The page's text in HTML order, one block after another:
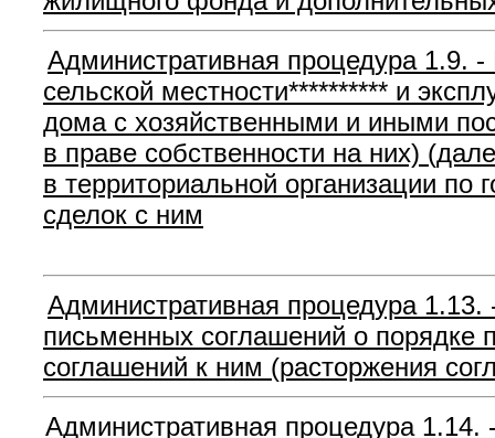
Административная процедура 1.9.
сельской местности********** и
дома с хозяйственными и иными
в праве собственности на них)
в территориальной организации по
сделок с ним
Административная процедура
письменных соглашений о
соглашений к ним (расторжения
Административная процедура